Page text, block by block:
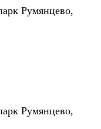
Румянцево,
Румянцево,